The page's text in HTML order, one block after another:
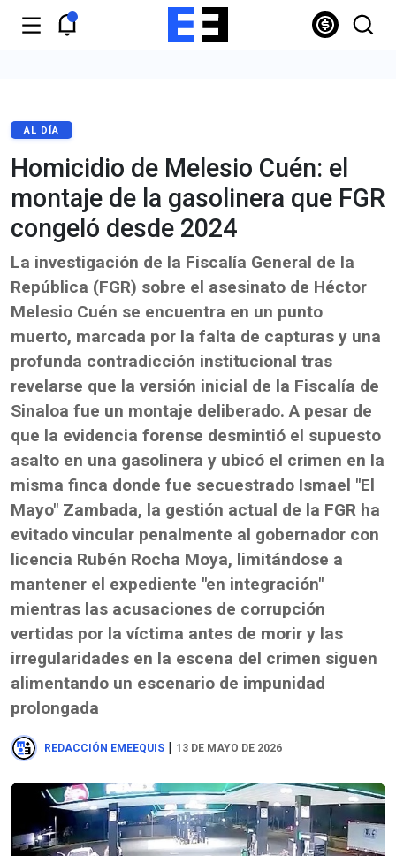
AL DÍA
Homicidio de Melesio Cuén: el
montaje de la gasolinera que FGR
congeló desde 2024
La investigación de la Fiscalía General de la
República (FGR) sobre el asesinato de Héctor
Melesio Cuén se encuentra en un punto
muerto, marcada por la falta de capturas y una
profunda contradicción institucional tras
revelarse que la versión inicial de la Fiscalía de
Sinaloa fue un montaje deliberado. A pesar de
que la evidencia forense desmintió el supuesto
asalto en una gasolinera y ubicó el crimen en la
misma finca donde fue secuestrado Ismael "El
Mayo" Zambada, la gestión actual de la FGR ha
evitado vincular penalmente al gobernador con
licencia Rubén Rocha Moya, limitándose a
mantener el expediente "en integración"
mientras las acusaciones de corrupción
vertidas por la víctima antes de morir y las
irregularidades en la escena del crimen siguen
alimentando un escenario de impunidad
prolongada
REDACCIÓN EMEEQUIS | 13 DE MAYO DE 2026